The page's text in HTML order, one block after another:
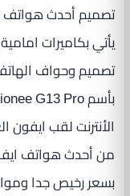
يأتي بكاميرات
تصميم وحواف
الأنترنت لقب ايفون
من أحدث هواتف
بسعر رخيص جدا